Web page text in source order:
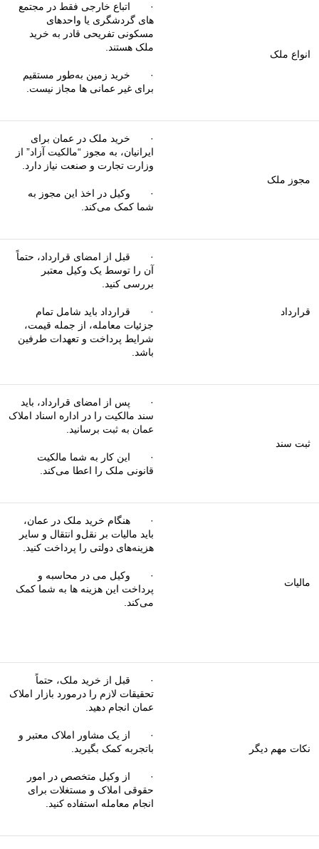
انواع ملک
· اتباع خارجی فقط در مجتمع
های گردشگری یا واحدهای
مسکونی تفریحی قادر به خرید
ملک هستند.
· خرید زمین به‌طور مستقیم
برای غیر عمانی ها مجاز نیست.
مجوز ملک
· خرید ملک در عمان برای
ایرانیان، به مجوز “مالکیت آزاد” از
وزارت تجارت و صنعت نیاز دارد.
· وکیل در اخذ این مجوز به
شما کمک می‌کند.
قرارداد
· قبل از امضای قرارداد، حتماً
آن را توسط یک وکیل معتبر
بررسی کنید.
· قرارداد باید شامل تمام
جزئیات معامله، از جمله قیمت،
شرایط پرداخت و تعهدات طرفین
باشد.
ثبت سند
· پس از امضای قرارداد، باید
سند مالکیت را در اداره اسناد املاک
عمان به ثبت برسانید.
· این کار به شما مالکیت
قانونی ملک را اعطا می‌کند.
مالیات
· هنگام خرید ملک در عمان،
باید مالیات بر نقل‌و انتقال و سایر
هزینه‌های دولتی را پرداخت کنید.
· وکیل می در محاسبه و
پرداخت این هزینه ها به شما کمک
می‌کند.
نکات مهم دیگر
· قبل از خرید ملک، حتماً
تحقیقات لازم را درمورد بازار املاک
عمان انجام دهید.
· از یک مشاور املاک معتبر و
باتجربه کمک بگیرید.
· از وکیل متخصص در امور
حقوقی املاک و مستغلات برای
انجام معامله استفاده کنید.